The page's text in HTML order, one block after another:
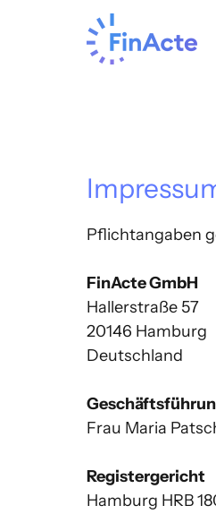
Pflichtangaben
FinActe GmbH
Hallerstraße 57
20146 Hamburg
Deutschland
Frau Maria
Registergericht
Hamburg HRB